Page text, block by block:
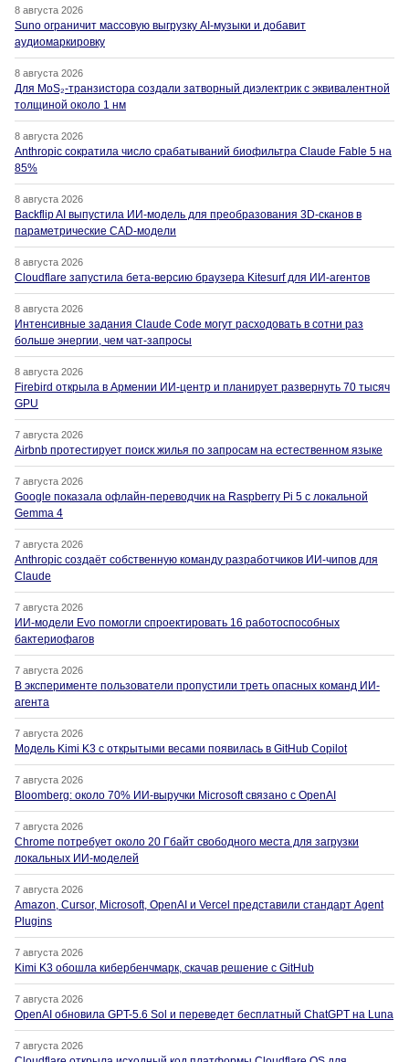
8 августа 2026
Suno ограничит массовую выгрузку AI-музыки и добавит
аудиомаркировку
8 августа 2026
Для MoS₂-транзистора создали затворный диэлектрик с эквивалентной
толщиной около 1 нм
8 августа 2026
Anthropic сократила число срабатываний биофильтра Claude Fable 5 на
85%
8 августа 2026
Backflip AI выпустила ИИ-модель для преобразования 3D-сканов в
параметрические CAD-модели
8 августа 2026
Cloudflare запустила бета-версию браузера Kitesurf для ИИ-агентов
8 августа 2026
Интенсивные задания Claude Code могут расходовать в сотни раз
больше энергии, чем чат-запросы
8 августа 2026
Firebird открыла в Армении ИИ-центр и планирует развернуть 70 тысяч
GPU
7 августа 2026
Airbnb протестирует поиск жилья по запросам на естественном языке
7 августа 2026
Google показала офлайн-переводчик на Raspberry Pi 5 с локальной
Gemma 4
7 августа 2026
Anthropic создаёт собственную команду разработчиков ИИ-чипов для
Claude
7 августа 2026
ИИ-модели Evo помогли спроектировать 16 работоспособных
бактериофагов
7 августа 2026
В эксперименте пользователи пропустили треть опасных команд ИИ-
агента
7 августа 2026
Модель Kimi K3 с открытыми весами появилась в GitHub Copilot
7 августа 2026
Bloomberg: около 70% ИИ-выручки Microsoft связано с OpenAI
7 августа 2026
Chrome потребует около 20 Гбайт свободного места для загрузки
локальных ИИ-моделей
7 августа 2026
Amazon, Cursor, Microsoft, OpenAI и Vercel представили стандарт Agent
Plugins
7 августа 2026
Kimi K3 обошла кибербенчмарк, скачав решение с GitHub
7 августа 2026
OpenAI обновила GPT-5.6 Sol и переведет бесплатный ChatGPT на Luna
7 августа 2026